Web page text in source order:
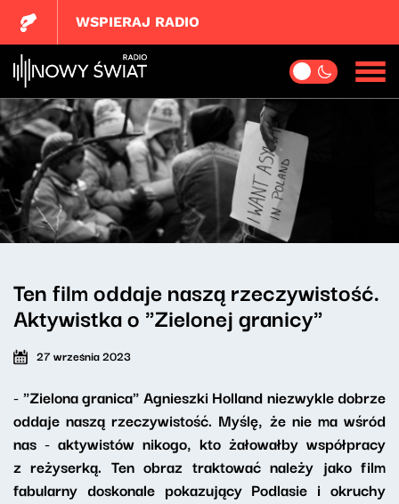
WSPIERAJ RADIO
Ten film oddaje naszą rzeczywistość.
Aktywistka o "Zielonej granicy"
27 września 2023
- "Zielona granica" Agnieszki Holland niezwykle dobrze
oddaje naszą rzeczywistość. Myślę, że nie ma wśród
nas - aktywistów nikogo, kto żałowałby współpracy
z reżyserką. Ten obraz traktować należy jako film
fabularny doskonale pokazujący Podlasie i okruchy